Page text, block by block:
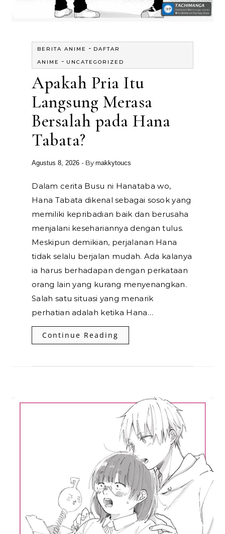
BERITA ANIME - DAFTAR
ANIME
- UNCATEGORIZED
Apakah Pria Itu
Langsung Merasa
Bersalah pada Hana
Tabata?
Agustus 8, 2026 - Bymakkytoucs
Dalam cerita Busu ni Hanataba wo,
Hana Tabata dikenal sebagai sosok yang
memiliki kepribadian baik dan berusaha
menjalani kesehariannya dengan tulus.
Meskipun demikian, perjalanan Hana
tidak selalu berjalan mudah. Ada kalanya
ia harus berhadapan dengan perkataan
orang lain yang kurang menyenangkan.
Salah satu situasi yang menarik
perhatian adalah ketika Hana…
Continue Reading